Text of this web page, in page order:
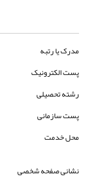
مدرک یا رتبه
پست الکترونیک
رشته تحصیلی
پست سازمانی
محل خدمت
نشانی صفحه شخصی